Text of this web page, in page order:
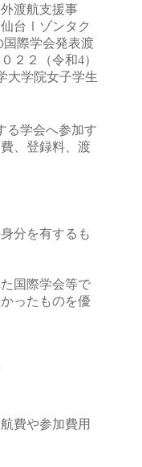
渡航支援事
台Ⅰゾンタク
際学会発表渡
２２（令和4）
大学院女子学生
学会へ参加す
、登録料、渡
分を有するも
国際学会等で
ったものを優
費や参加費用